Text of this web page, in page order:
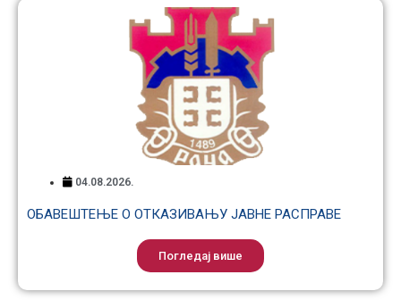
04.08.2026.
ОБАВЕШТЕЊЕ О ОТКАЗИВАЊУ ЈАВНЕ РАСПРАВЕ
Погледај више